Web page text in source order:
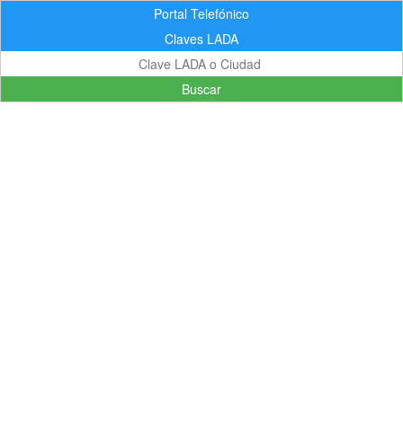
Portal Telefónico
Claves LADA
Buscar